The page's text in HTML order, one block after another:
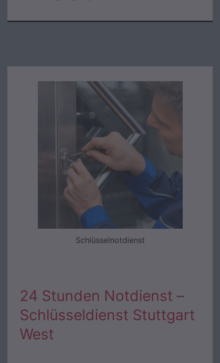
Schlüsselnotdienst
24 Stunden Notdienst –
Schlüsseldienst Stuttgart
West